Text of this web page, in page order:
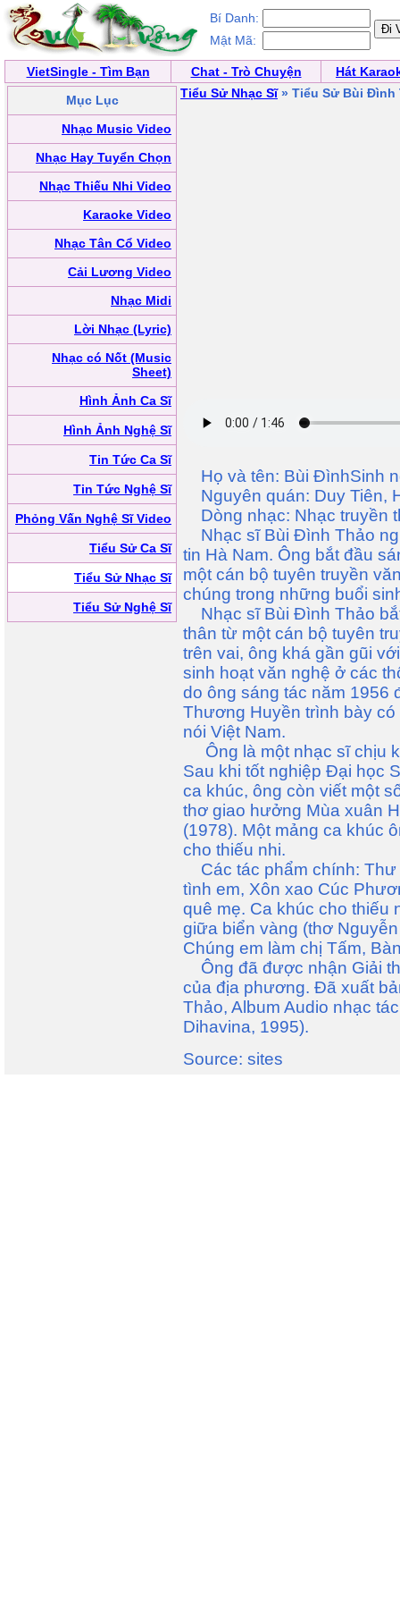
Bí Danh:
Mật Mã:
VietSingle - Tìm Bạn Chat - Trò Chuyện
Hát
Mục Lục
Nhạc Music Video
Nhạc Hay Tuyển Chọn
Nhạc Thiếu Nhi Video
Karaoke Video
Nhạc Tân Cổ Video
Cải Lương Video
Nhạc Midi
Lời Nhạc (Lyric)
Nhạc có Nốt (Music
Sheet)
Hình Ảnh Ca Sĩ
Hình Ảnh Nghệ Sĩ
Tin Tức Ca Sĩ
Tin Tức Nghệ Sĩ
Phỏng Vấn Nghệ Sĩ Video
Tiểu Sử Ca Sĩ
Tiểu Sử Nhạc Sĩ
Tiểu Sử Nghệ Sĩ
Tiểu Sử Nhạc Sĩ» Tiểu Sử Bùi Đình
Họ và tên: Bùi ĐìnhSinh
Nguyên quán: Duy Tiên,
Dòng nhạc: Nhạc truyền
Nhạc sĩ Bùi Đình Thảo
tin Hà Nam. Ông bắt đầu
một cán bộ tuyên truyền
chúng trong những buổi
Nhạc sĩ Bùi Đình Thảo
thân từ một cán bộ tuyên
trên vai, ông khá gần gũi
sinh hoạt văn nghệ ở các
do ông sáng tác năm 1956
Thương Huyền trình bày
nói Việt Nam.
Ông là một nhạc sĩ chịu
Sau khi tốt nghiệp Đại học
ca khúc, ông còn viết một
thơ giao hưởng Mùa xuân
(1978). Một mảng ca khúc
cho thiếu nhi.
Các tác phẩm chính: Thư
tình em, Xôn xao Cúc
quê mẹ. Ca khúc cho thiếu
giữa biển vàng (thơ
Chúng em làm chị Tấm,
Ông đã được nhận Giải
của địa phương. Đã xuất
Thảo, Album Audio nhạc
Dihavina, 1995).
Source: sites